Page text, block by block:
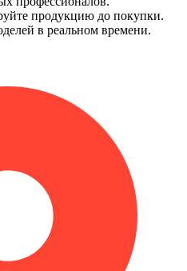
продукцию до покупки.
в реальном времени.